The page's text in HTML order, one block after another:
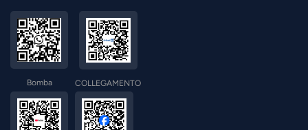
Bomba COLLEGAMENTO